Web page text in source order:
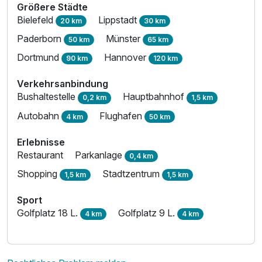
Größere Städte
Bielefeld 20 km Lippstadt 30 km
Paderborn 50 km Münster 65 km
Dortmund 90 km Hannover 120 km
Verkehrsanbindung
Bushaltestelle 0,2 km Hauptbahnhof 1,5 km
Autobahn 4 km Flughafen 50 km
Erlebnisse
Restaurant
Parkanlage 0,4 km
Shopping 1,5 km Stadtzentrum 1,5 km
Sport
Golfplatz 18 L. 4 km Golfplatz 9 L. 4 km